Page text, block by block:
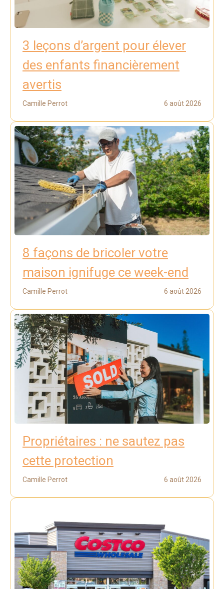
3 leçons d’argent pour élever
des enfants financièrement
avertis
Camille Perrot 6 août 2026
8 façons de bricoler votre
maison ignifuge ce week-end
Camille Perrot 6 août 2026
Propriétaires : ne sautez pas
cette protection
Camille Perrot 6 août 2026